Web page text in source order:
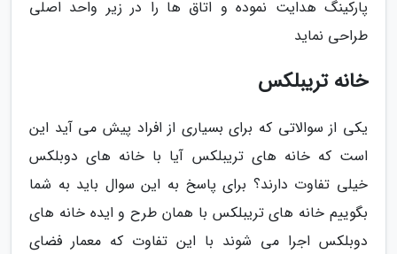
پارکینگ هدایت نموده و اتاق ها را در زیر واحد اصلی
طراحی نماید
خانه تریبلکس
یکی از سوالاتی که برای بسیاری از افراد پیش می آید این
است که خانه های تریبلکس آیا با خانه های دوبلکس
خیلی تفاوت دارند؟ برای پاسخ به این سوال باید به شما
بگوییم خانه های تریبلکس با همان طرح و ایده خانه های
دوبلکس اجرا می شوند با این تفاوت که معمار فضای